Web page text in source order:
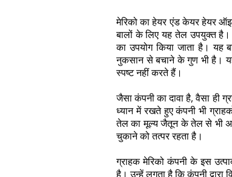
मेरिको का हेयर एंड केयर हेयर
बालों के लिए यह तेल उपयुक्त
का उपयोग किया जाता है।
नुकसान से बचाने के गुण भी है।
स्पष्ट नहीं करते हैं।
जैसा कंपनी का दावा है, वैसा ही
ध्यान में रखते हुए कंपनी भी
तेल का मूल्य जैतून के तेल से भी
चुकाने को तत्पर रहता है।
ग्राहक मेरिको कंपनी के इस
है। उन्हें लगता है कि कंपनी द्वारा